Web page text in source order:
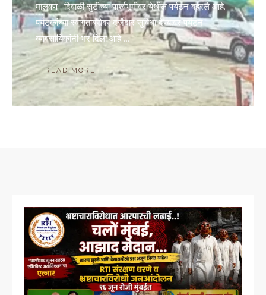
मालवण : दिवाळी सुटीच्या पार्श्‍वभूमीवर येथील पर्यटन बहरले आहे.
पर्यटकांच्या स्वागताबरोबर दर्जेदार सुविधा देण्यावर पर्यटन
व्यावसायिकांनी भर दिला आहे….
READ MORE